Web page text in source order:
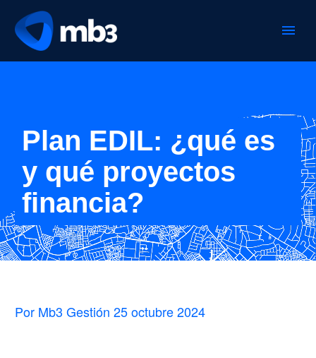
Plan EDIL: ¿qué es
y qué proyectos
financia?
Por Mb3 Gestión 25 octubre 2024